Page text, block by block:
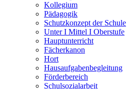
Kollegium
Pädagogik
Schutzkonzept der Schule
Unter I Mittel I Oberstufe
Hauptunterricht
Fächerkanon
Hort
Hausaufgabenbegleitung
Förderbereich
Schulsozialarbeit